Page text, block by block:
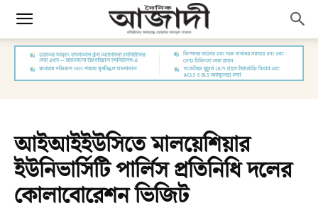
আইআইইউসিতে মালয়েশিয়ার
ইউনিভার্সিটি পার্লিস প্রতিনিধি দলের
কোলাবোরেশন ভিজিট